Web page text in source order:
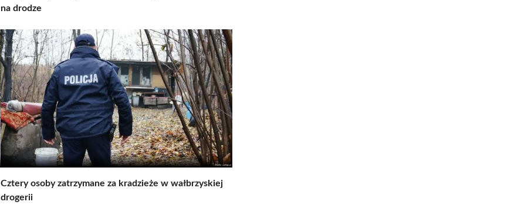
na drodze
Cztery osoby zatrzymane za kradzieże w wałbrzyskiej
drogerii